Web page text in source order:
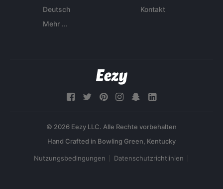
Deutsch
Mehr ...
Kontakt
© 2026 Eezy LLC. Alle Rechte vorbehalten
Nutzungsbedingungen Datenschutzrichtlinien